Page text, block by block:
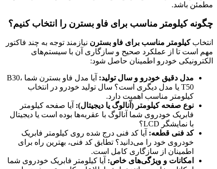
مطمئن باشد.
چگونه کیلومتر مناسب برای فاو بسترن را انتخاب کنیم؟
انتخابکیلومتر مناسب برای فاو بسترن نیازمند توجه به چند فاکتور
مهم است تا از عملکرد صحیح و سازگاری آن با سیستم‌های
الکترونیکی خودرو اطمینان حاصل شود:
مدل دقیق خودرو و سال تولید:
آیا مدل فاو بسترن شما B30،
T50 یا مدل دیگری است؟ سال تولید خودرو در انتخاب
کیلومتر مناسب اهمیت دارد.
نوع صفحه کیلومتر (آنالوگ یا دیجیتال): آیا صفحه کیلومتر
فابریک خودروی شما آنالوگ با عقربه‌ها بوده است یا دیجیتال
با نمایشگر LCD؟
کد فنی قطعه: آیا کد فنی درج شده روی کیلومتر فابریک
خودروی خود را می‌دانید؟ تطابق کد فنی، بهترین راه برای
اطمینان از سازگاری کامل است.
امکانات و ویژگی‌های خاص: آیا کیلومتر فابریک خودروی شما